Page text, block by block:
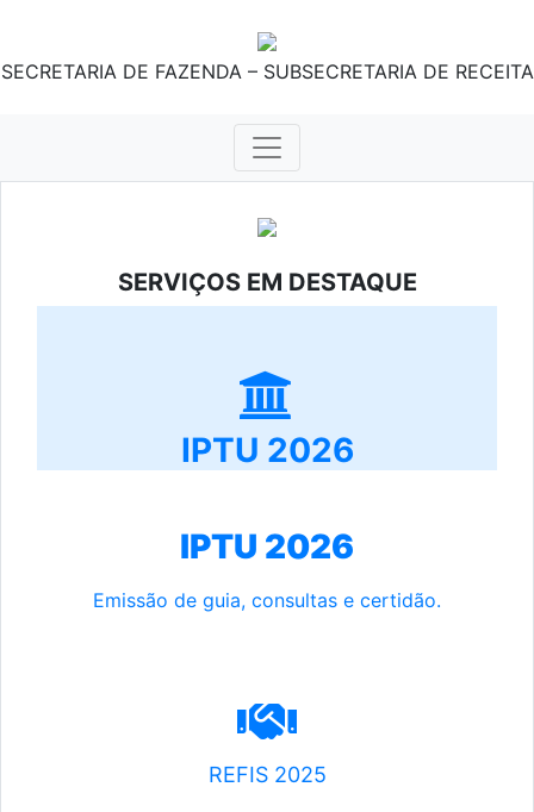
SECRETARIA DE FAZENDA – SUBSECRETARIA DE RECEITA
SERVIÇOS EM DESTAQUE
IPTU 2026
IPTU 2026
Emissão de guia, consultas e certidão.
REFIS 2025